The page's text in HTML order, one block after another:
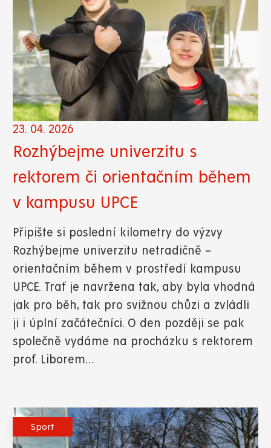
23. 04. 2026
Rozhýbejme univerzitu s
rektorem či orientačním během
v kampusu UPCE
Připište si poslední kilometry do výzvy
Rozhýbejme univerzitu netradičně –
orientačním během v prostředí kampusu
UPCE. Trať je navržena tak, aby byla vhodná
jak pro běh, tak pro svižnou chůzi a zvládli
ji i úplní začátečníci. O den později se pak
společně vydáme na procházku s rektorem
prof. Liborem…
Sport